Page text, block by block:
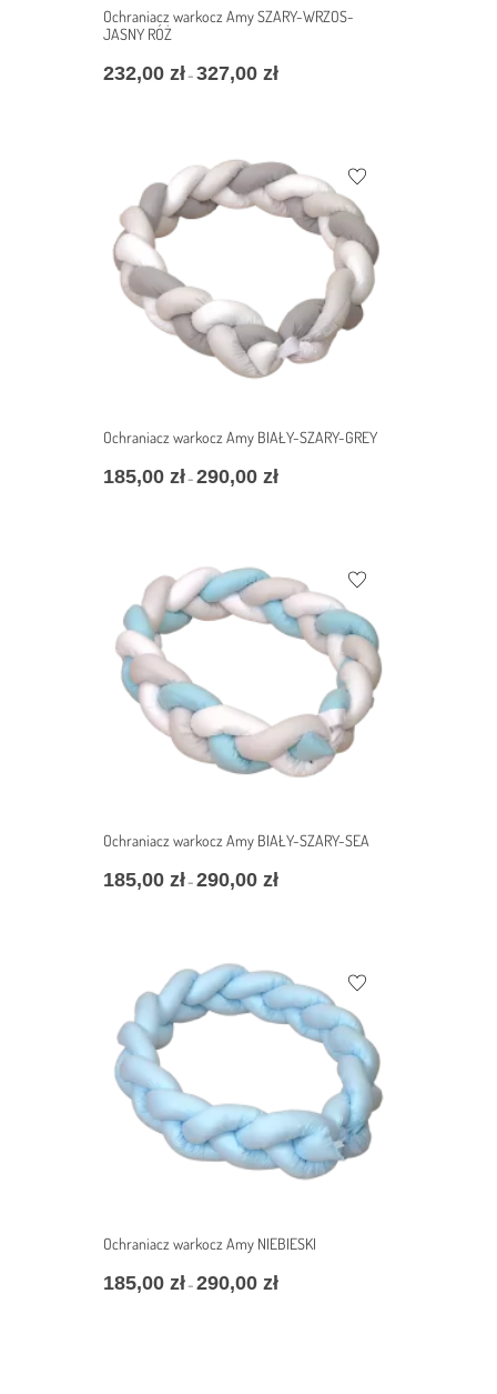
Ochraniacz warkocz Amy SZARY-WRZOS-
JASNY RÓŻ
232,00 zł– 327,00 zł
Ochraniacz warkocz Amy BIAŁY-SZARY-GREY
185,00 zł– 290,00 zł
Ochraniacz warkocz Amy BIAŁY-SZARY-SEA
185,00 zł– 290,00 zł
Ochraniacz warkocz Amy NIEBIESKI
185,00 zł– 290,00 zł